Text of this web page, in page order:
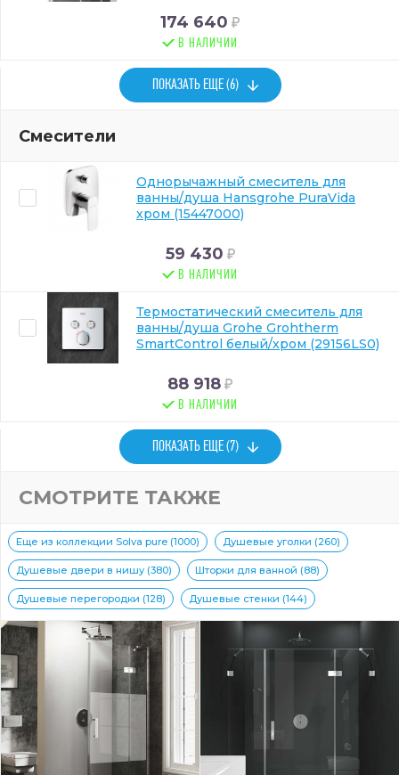
174 640
В НАЛИЧИИ
ПОКАЗАТЬ ЕЩЕ (6)
Смесители
Однорычажный смеситель для
ванны/душа Hansgrohe PuraVida
хром (15447000)
59 430
В НАЛИЧИИ
Термостатический смеситель для
ванны/душа Grohe Grohtherm
SmartControl белый/хром (29156LS0)
88 918
В НАЛИЧИИ
ПОКАЗАТЬ ЕЩЕ (7)
СМОТРИТЕ ТАКЖЕ
Еще из коллекции Solva pure (1000) Душевые уголки (260)
Душевые двери в нишу (380) Шторки для ванной (88)
Душевые перегородки (128) Душевые стенки (144)